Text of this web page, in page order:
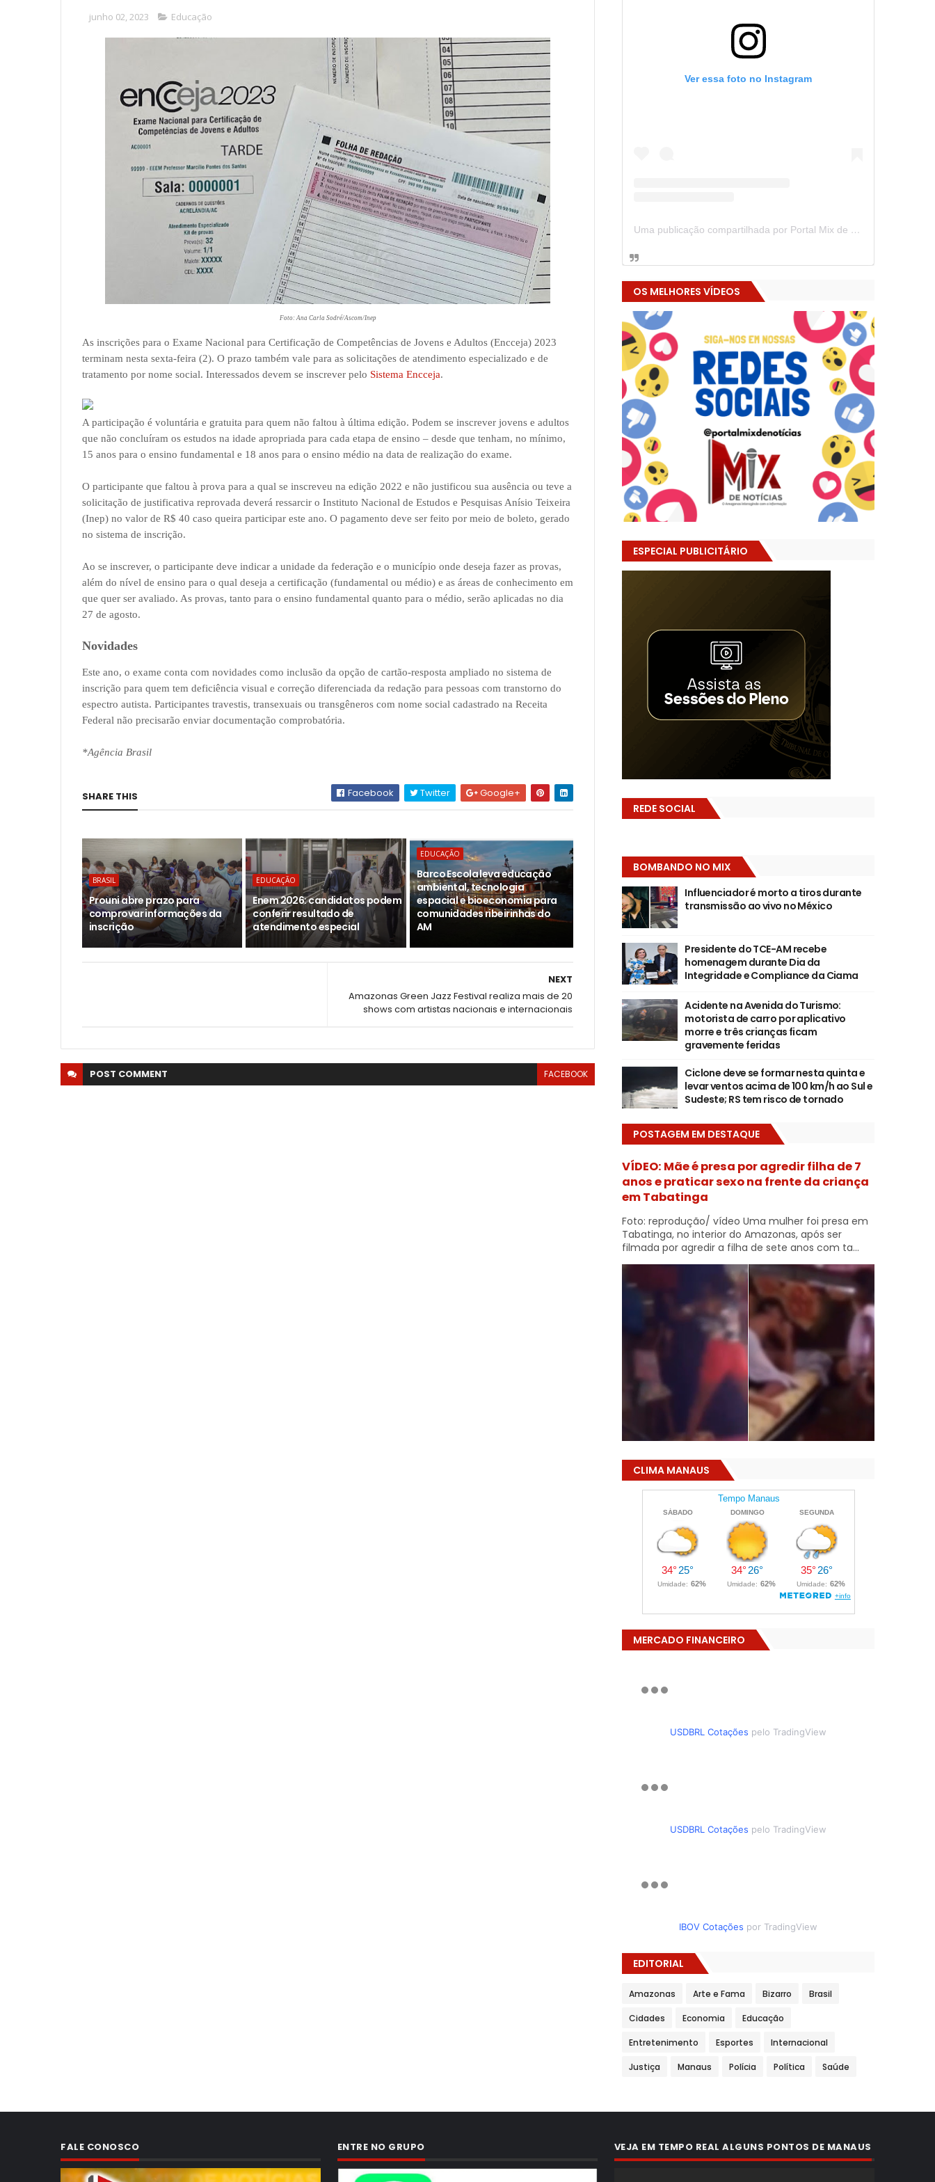
junho 02, 2023 Educação
Foto: Ana Carla Sodré/Ascom/Inep
As inscrições para o Exame Nacional para Certificação de Competências de Jovens e Adultos (Encceja) 2023
terminam nesta sexta-feira (2). O prazo também vale para as solicitações de atendimento especializado e de
tratamento por nome social. Interessados devem se inscrever pelo Sistema Encceja.
A participação é voluntária e gratuita para quem não faltou à última edição. Podem se inscrever jovens e adultos
que não concluíram os estudos na idade apropriada para cada etapa de ensino – desde que tenham, no mínimo,
15 anos para o ensino fundamental e 18 anos para o ensino médio na data de realização do exame.
O participante que faltou à prova para a qual se inscreveu na edição 2022 e não justificou sua ausência ou teve a
solicitação de justificativa reprovada deverá ressarcir o Instituto Nacional de Estudos e Pesquisas Anísio Teixeira
(Inep) no valor de R$ 40 caso queira participar este ano. O pagamento deve ser feito por meio de boleto, gerado
no sistema de inscrição.
Ao se inscrever, o participante deve indicar a unidade da federação e o município onde deseja fazer as provas,
além do nível de ensino para o qual deseja a certificação (fundamental ou médio) e as áreas de conhecimento em
que quer ser avaliado. As provas, tanto para o ensino fundamental quanto para o médio, serão aplicadas no dia
27 de agosto.
Novidades
Este ano, o exame conta com novidades como inclusão da opção de cartão-resposta ampliado no sistema de
inscrição para quem tem deficiência visual e correção diferenciada da redação para pessoas com transtorno do
espectro autista. Participantes travestis, transexuais ou transgêneros com nome social cadastrado na Receita
Federal não precisarão enviar documentação comprobatória.
*Agência Brasil
SHARE THIS Facebook Twitter Google+
BRASIL
Prouni abre prazo para
comprovar informações da
inscrição
EDUCAÇÃO
Enem 2026: candidatos podem
conferir resultado de
atendimento especial
EDUCAÇÃO
Barco Escola leva educação
ambiental, tecnologia
espacial e bioeconomia para
comunidades ribeirinhas do
AM
NEXT
Amazonas Green Jazz Festival realiza mais de 20
shows com artistas nacionais e internacionais
POST COMMENT FACEBOOK
Ver essa foto no Instagram
Uma publicação compartilhada por Portal Mix de Notícias (@portalmixdenoticias)
OS MELHORES VÍDEOS
ESPECIAL PUBLICITÁRIO
REDE SOCIAL
BOMBANDO NO MIX
Influenciador é morto a tiros durante
transmissão ao vivo no México
Presidente do TCE-AM recebe
homenagem durante Dia da
Integridade e Compliance da Ciama
Acidente na Avenida do Turismo:
motorista de carro por aplicativo
morre e três crianças ficam
gravemente feridas
Ciclone deve se formar nesta quinta e
levar ventos acima de 100 km/h ao Sul e
Sudeste; RS tem risco de tornado
POSTAGEM EM DESTAQUE
VÍDEO: Mãe é presa por agredir filha de 7
anos e praticar sexo na frente da criança
em Tabatinga
Foto: reprodução/ vídeo Uma mulher foi presa em
Tabatinga, no interior do Amazonas, após ser
filmada por agredir a filha de sete anos com ta...
CLIMA MANAUS
MERCADO FINANCEIRO
USDBRL Cotações pelo TradingView
USDBRL Cotações pelo TradingView
IBOV Cotações por TradingView
EDITORIAL
Amazonas Arte e Fama Bizarro Brasil
Cidades Economia Educação
Entretenimento Esportes Internacional
Justiça Manaus Polícia Política Saúde
FALE CONOSCO ENTRE NO GRUPO VEJA EM TEMPO REAL ALGUNS PONTOS DE MANAUS